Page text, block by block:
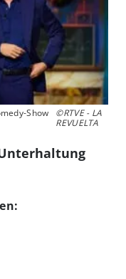
Show
©RTVE - LA
REVUELTA